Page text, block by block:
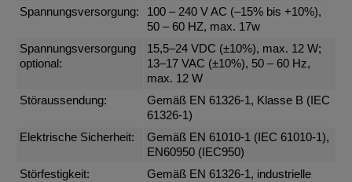
Spannungsversorgung:
100 – 240 V AC (–15% bis +10%),
50 – 60 HZ, max. 17w
Spannungsversorgung
optional:
15,5–24 VDC (±10%), max. 12 W;
13–17 VAC (±10%), 50 – 60 Hz,
max. 12 W
Störaussendung:
Gemäß EN 61326-1, Klasse B (IEC
61326-1)
Elektrische Sicherheit:
Gemäß EN 61010-1 (IEC 61010-1),
EN60950 (IEC950)
Störfestigkeit:
Gemäß EN 61326-1, industrielle